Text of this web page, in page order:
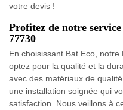
votre devis !
Profitez de notre
77730
En choisissant Bat Eco,
optez pour la qualité et la
avec des matériaux de
une installation soignée qui
satisfaction. Nous veillons à